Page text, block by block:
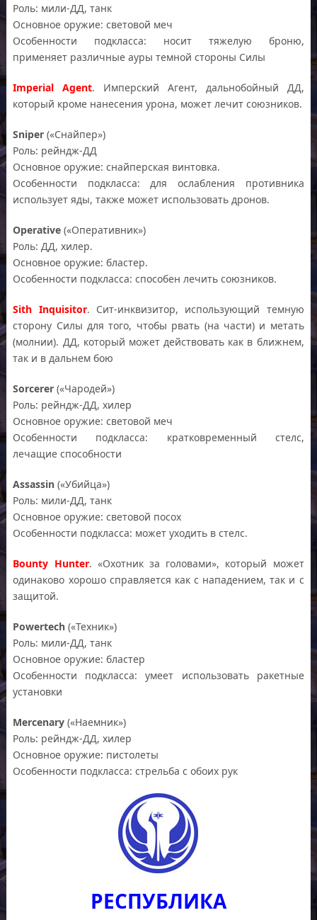
Роль: мили-ДД, танк
Основное оружие: световой меч
Особенности подкласса: носит тяжелую броню,
применяет различные ауры темной стороны Силы
Imperial Agent. Имперский Агент, дальнобойный ДД,
который кроме нанесения урона, может лечит союзников.
Sniper(«Снайпер»)
Роль: рейндж-ДД
Основное оружие: снайперская винтовка.
Особенности подкласса: для ослабления противника
использует яды, также может использовать дронов.
Operative («Оперативник»)
Роль: ДД, хилер.
Основное оружие: бластер.
Особенности подкласса: способен лечить союзников.
Sith Inquisitor. Сит-инквизитор, использующий темную
сторону Силы для того, чтобы рвать (на части) и метать
(молнии). ДД, который может действовать как в ближнем,
так и в дальнем бою
Sorcerer («Чародей»)
Роль: рейндж-ДД, хилер
Основное оружие: световой меч
Особенности подкласса: кратковременный стелс,
лечащие способности
Assassin («Убийца»)
Роль: мили-ДД, танк
Основное оружие: световой посох
Особенности подкласса: может уходить в стелс.
Bounty Hunter. «Охотник за головами», который может
одинаково хорошо справляется как с нападением, так и с
защитой.
Powertech («Техник»)
Роль: мили-ДД, танк
Основное оружие: бластер
Особенности подкласса: умеет использовать ракетные
установки
Mercenary («Наемник»)
Роль: рейндж-ДД, хилер
Основное оружие: пистолеты
Особенности подкласса: стрельба с обоих рук
РЕСПУБЛИКА